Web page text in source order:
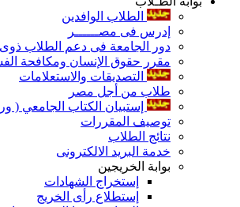
الطلاب الوافدين
إدرس فى مصــــــر
دور الجامعة فى دعم الطلاب
مقرر حقوق الإنسان ومكافحة
التصديقات والاستعلامات
طلاب من أجل مصر
إستبيان الكتاب الجامعي (
توصيف المقررات
نتائج الطلاب
خدمة البريد الالكترونى
بوابة الخريجين
إستخراج الشهادات
إستطلاع رأى الخريج